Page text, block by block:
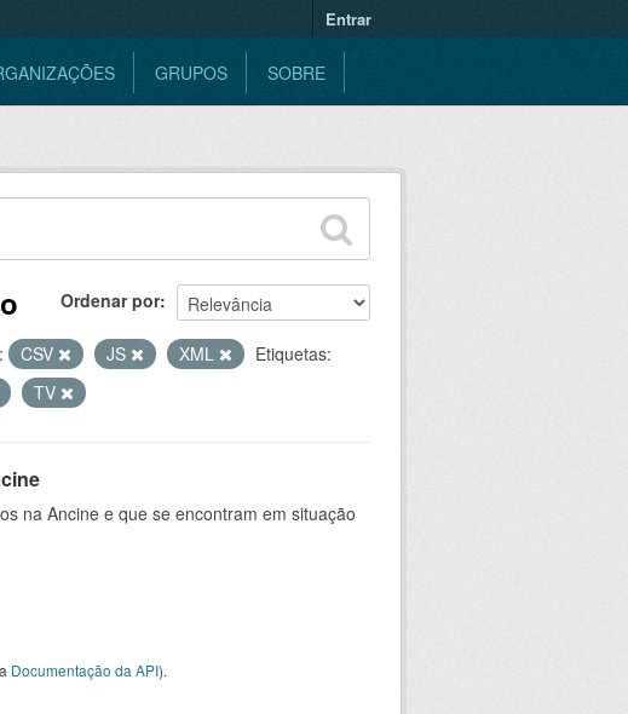
Entrar
GRUPOS SOBRE
Ordenar por
CSV JS XML
Etiquetas:
TV
na Ancine e que se encontram em situação
Documentação da API).